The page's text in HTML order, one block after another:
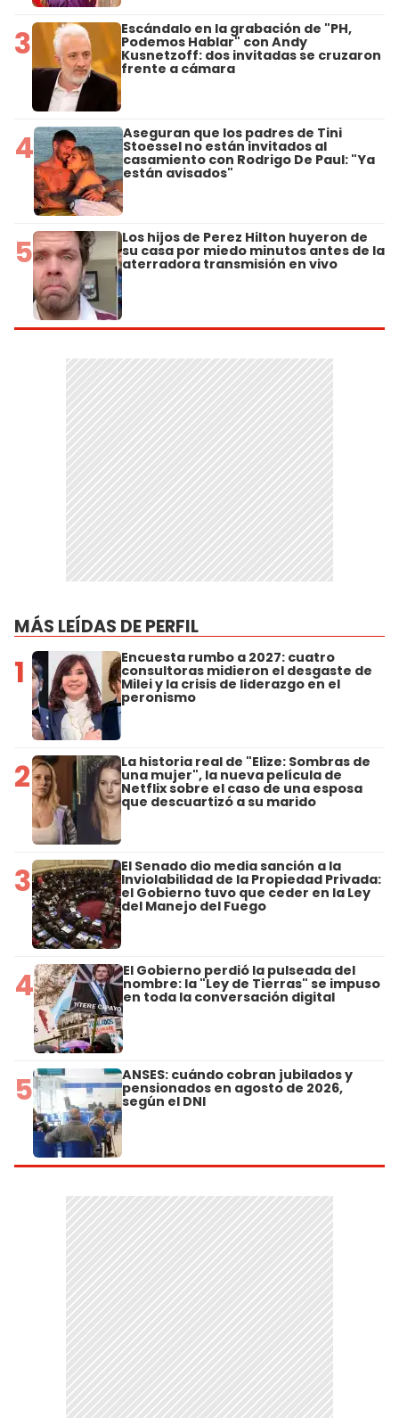
3 Escándalo en la grabación de "PH,
Podemos Hablar" con Andy
Kusnetzoff: dos invitadas se cruzaron
frente a cámara
4 Aseguran que los padres de Tini
Stoessel no están invitados al
casamiento con Rodrigo De Paul: "Ya
están avisados"
5 Los hijos de Perez Hilton huyeron de
su casa por miedo minutos antes de la
aterradora transmisión en vivo
MÁS LEÍDAS DE PERFIL
1 Encuesta rumbo a 2027: cuatro
consultoras midieron el desgaste de
Milei y la crisis de liderazgo en el
peronismo
2 La historia real de "Elize: Sombras de
una mujer", la nueva película de
Netflix sobre el caso de una esposa
que descuartizó a su marido
3 El Senado dio media sanción a la
Inviolabilidad de la Propiedad Privada:
el Gobierno tuvo que ceder en la Ley
del Manejo del Fuego
4 El Gobierno perdió la pulseada del
nombre: la "Ley de Tierras" se impuso
en toda la conversación digital
5 ANSES: cuándo cobran jubilados y
pensionados en agosto de 2026,
según el DNI